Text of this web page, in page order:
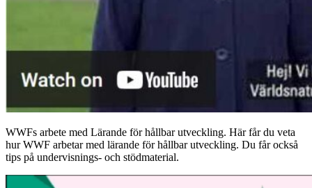
WWFs arbete med Lärande för hållbar utveckling. Här får du veta
hur WWF arbetar med lärande för hållbar utveckling. Du får också
tips på undervisnings- och stödmaterial.